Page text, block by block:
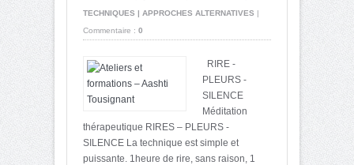
TECHNIQUES | APPROCHES ALTERNATIVES |
Commentaire : 0
RIRE -
PLEURS -
SILENCE
Méditation
thérapeutique RIRES – PLEURS -
SILENCE La technique est simple et
puissante. 1heure de rire, sans raison, 1